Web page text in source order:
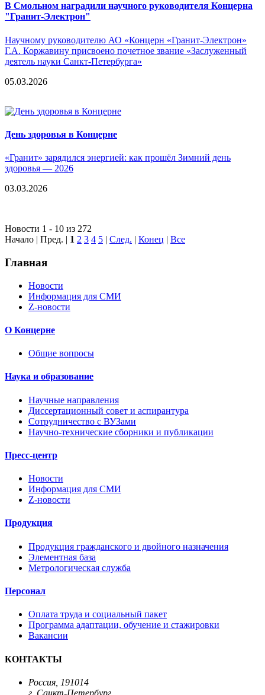
В Смольном наградили научного руководителя Концерна
"Гранит-Электрон"
Научному руководителю АО «Концерн «Гранит-Электрон»
Г.А. Коржавину присвоено почетное звание «Заслуженный
деятель науки Санкт-Петербурга»
05.03.2026
День здоровья в Концерне
«Гранит» зарядился энергией: как прошёл Зимний день
здоровья — 2026
03.03.2026
Новости 1 - 10 из 272
Начало | Пред. | 1 2 3 4 5 | След. | Конец | Все
Главная
Новости
Информация для СМИ
Z-новости
О Концерне
Общие вопросы
Наука и образование
Научные направления
Диссертационный совет и аспирантура
Сотрудничество с ВУЗами
Научно-технические сборники и публикации
Пресс-центр
Новости
Информация для СМИ
Z-новости
Продукция
Продукция гражданского и двойного назначения
Элементная база
Метрологическая служба
Персонал
Оплата труда и социальный пакет
Программа адаптации, обучение и стажировки
Вакансии
КОНТАКТЫ
Россия, 191014
г. Санкт-Петербург